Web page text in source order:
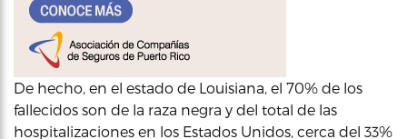
De hecho, en el estado de Louisiana, el 70% de los
fallecidos son de la raza negra y del total de las
hospitalizaciones en los Estados Unidos, cerca del 33%